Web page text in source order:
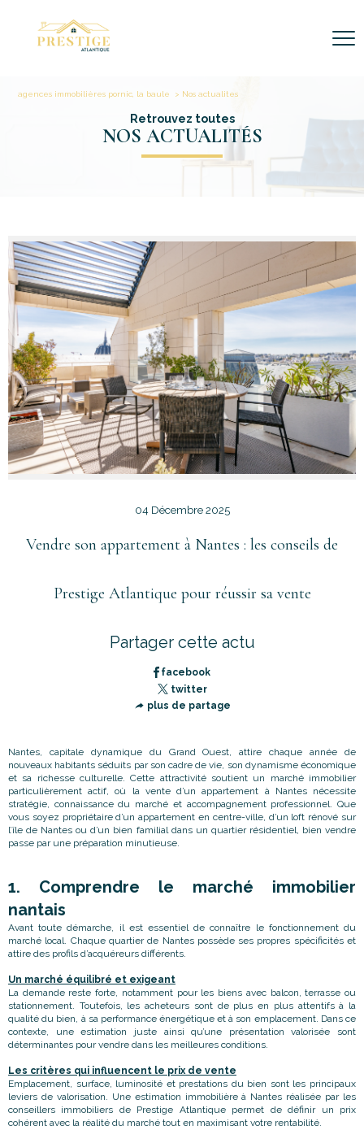
agences immobilières pornic, la baule Nos actualites
Retrouvez toutes
NOS ACTUALITÉS
04 Décembre 2025
Vendre son appartement à Nantes : les conseils de
Prestige Atlantique pour réussir sa vente
Partager cette actu
facebook
twitter
plus de partage
Nantes, capitale dynamique du Grand Ouest, attire chaque année de
nouveaux habitants séduits par son cadre de vie, son dynamisme économique
et sa richesse culturelle. Cette attractivité soutient un marché immobilier
particulièrement actif, où la vente d’un appartement à Nantes nécessite
stratégie, connaissance du marché et accompagnement professionnel. Que
vous soyez propriétaire d’un appartement en centre-ville, d’un loft rénové sur
l’île de Nantes ou d’un bien familial dans un quartier résidentiel, bien vendre
passe par une préparation minutieuse.
1. Comprendre le marché immobilier
nantais
Avant toute démarche, il est essentiel de connaître le fonctionnement du
marché local. Chaque quartier de Nantes possède ses propres spécificités et
attire des profils d’acquéreurs différents.
Un marché équilibré et exigeant
La demande reste forte, notamment pour les biens avec balcon, terrasse ou
stationnement. Toutefois, les acheteurs sont de plus en plus attentifs à la
qualité du bien, à sa performance énergétique et à son emplacement. Dans ce
contexte, une estimation juste ainsi qu’une présentation valorisée sont
déterminantes pour vendre dans les meilleures conditions.
Les critères qui influencent le prix de vente
Emplacement, surface, luminosité et prestations du bien sont les principaux
leviers de valorisation. Une estimation immobilière à Nantes réalisée par les
conseillers immobiliers de Prestige Atlantique permet de définir un prix
cohérent avec la réalité du marché tout en maximisant votre rentabilité.